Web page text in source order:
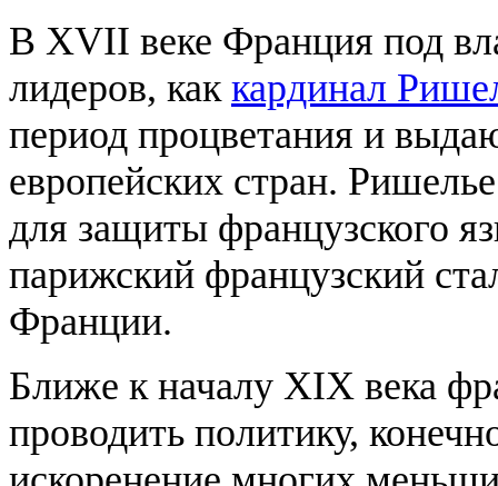
В XVII веке Франция под
лидеров, как кардинал
период процветания и
европейских стран.
для защиты французского
парижский французский
Франции.
Ближе к началу XIX века
проводить политику,